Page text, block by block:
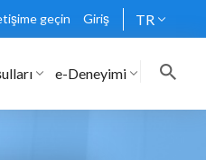
geçin Giriş TR
e-Deneyimi